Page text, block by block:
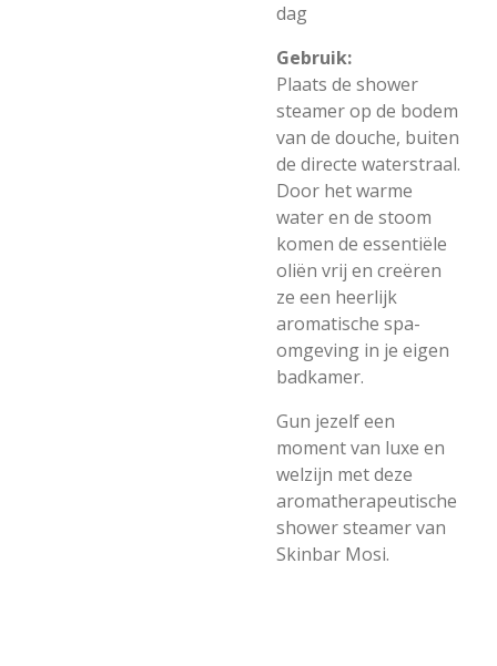
dag
Gebruik:
Plaats de shower
steamer op de bodem
van de douche, buiten
de directe waterstraal.
Door het warme
water en de stoom
komen de essentiële
oliën vrij en creëren
ze een heerlijk
aromatische spa-
omgeving in je eigen
badkamer.
Gun jezelf een
moment van luxe en
welzijn met deze
aromatherapeutische
shower steamer van
Skinbar Mosi.